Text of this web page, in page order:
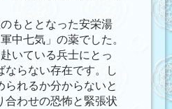
もととなった安栄湯
中七気」の薬でした。
いている兵士にとっ
ならない存在です。し
られるか分からないと
合わせの恐怖と緊張状